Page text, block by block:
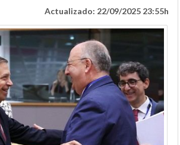
Actualizado: 22/09/2025 23:55h